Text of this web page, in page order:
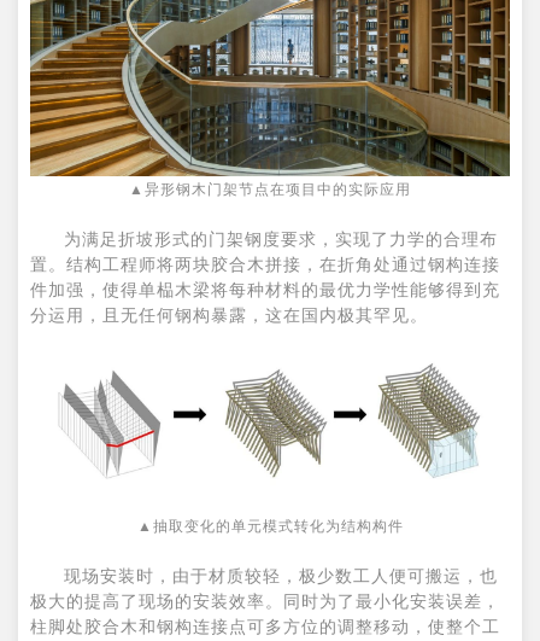
▲异形钢木门架节点在项目中的实际应用
为满足折坡形式的门架钢度要求，实现了力学的合理布
置。结构工程师将两块胶合木拼接，在折角处通过钢构连接
件加强，使得单榀木梁将每种材料的最优力学性能够得到充
分运用，且无任何钢构暴露，这在国内极其罕见。
▲抽取变化的单元模式转化为结构构件
现场安装时，由于材质较轻，极少数工人便可搬运，也
极大的提高了现场的安装效率。同时为了最小化安装误差，
柱脚处胶合木和钢构连接点可多方位的调整移动，使整个工